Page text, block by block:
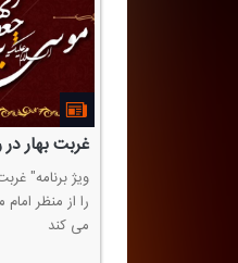
غربت بهار
ویژ برنامه"
را از منظر
می كند